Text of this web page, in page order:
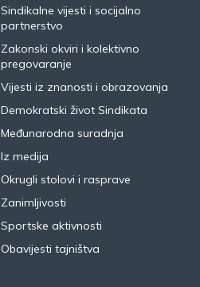
Sindikalne vijesti i socijalno
partnerstvo
Zakonski okviri i kolektivno
pregovaranje
Vijesti iz znanosti i obrazovanja
Demokratski život Sindikata
Međunarodna suradnja
Iz medija
Okrugli stolovi i rasprave
Zanimljivosti
Sportske aktivnosti
Obavijesti tajništva